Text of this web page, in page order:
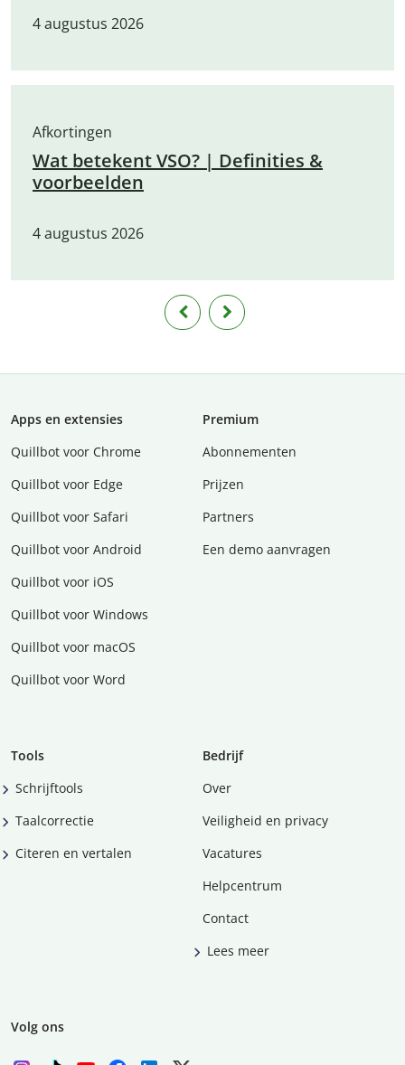
4 augustus 2026
Afkortingen
Wat betekent VSO? | Definities &
voorbeelden
4 augustus 2026
Apps en extensies
Quillbot voor Chrome
Quillbot voor Edge
Quillbot voor Safari
Quillbot voor Android
Quillbot voor iOS
Quillbot voor Windows
Quillbot voor macOS
Quillbot voor Word
Premium
Abonnementen
Prijzen
Partners
Een demo aanvragen
Tools
Schrijftools
Taalcorrectie
Citeren en vertalen
Bedrijf
Over
Veiligheid en privacy
Vacatures
Helpcentrum
Contact
Lees meer
Volg ons